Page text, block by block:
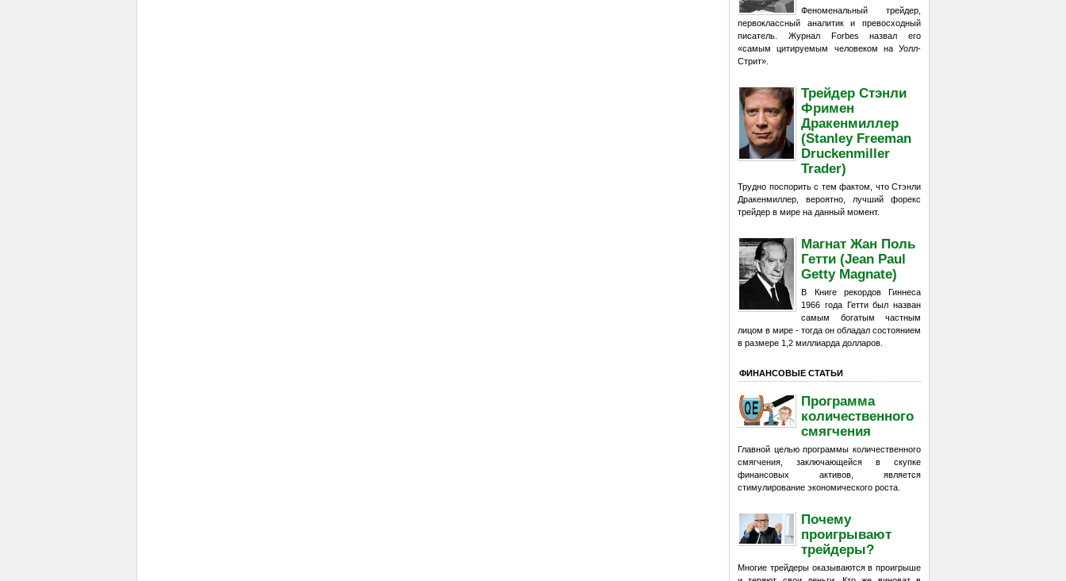
Феноменальный трейдер,
первоклассный аналитик и превосходный
писатель. Журнал Forbes назвал его
«самым цитируемым человеком на Уолл-
Стрит».
Трейдер Стэнли
Фримен
Дракенмиллер
(Stanley Freeman
Druckenmiller
Trader)
Трудно поспорить с тем фактом, что Стэнли
Дракенмиллер, вероятно, лучший форекс
трейдер в мире на данный момент.
Магнат Жан Поль
Гетти (Jean Paul
Getty Magnate)
В Книге рекордов Гиннеса
1966 года Гетти был назван
самым богатым частным
лицом в мире - тогда он обладал состоянием
в размере 1,2 миллиарда долларов.
ФИНАНСОВЫЕ СТАТЬИ
Программа
количественного
смягчения
Главной целью программы количественного
смягчения, заключающейся в скупке
финансовых активов, является
стимулирование экономического роста.
Почему
проигрывают
трейдеры?
Многие трейдеры оказываются в проигрыше